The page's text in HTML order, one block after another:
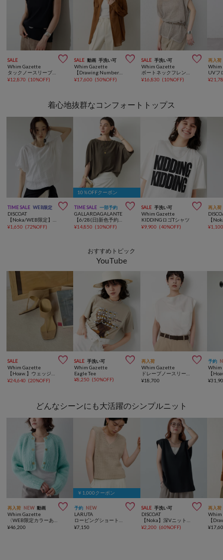
SALE 
Whim Gazette
¥12,870 (10%OFF)
SALE 動画 手洗い可 
Whim Gazette
¥17,600 (50%OFF)
SALE 手洗い可 
Whim Gazette
¥16,830 (10%OFF)
再入荷
Whim
¥
着心地抜群なコンフォートトップス
TIME SALE WEB限定 
DISCOAT
¥1,650 (72%OFF)
10％OFFクーポン
TIME SALE 一部予約 
GALLARDAGALANTE
¥14,850 (10%OFF)
SALE 手洗い可 
Whim Gazette
KIDDINGロゴTシャツ
¥9,900 (40%OFF)
再入荷
¥
おすすめトピック
YouTube
SALE 
Whim Gazette
¥24,640 (20%OFF)
SALE 手洗い可 
Whim Gazette
Eagle Tee
¥8,250 (50%OFF)
再入荷 
Whim Gazette
¥18,700
予約
Whim
¥
どんなシーンにも大活躍のシンプルニット
再入荷 NEW 動画 
Whim Gazette
¥46,200
￥1,000クーポン
予約 NEW 
LARUTA
¥7,150
SALE 手洗い可 
DISCOAT
¥2,200 (60%OFF)
再入荷
Whim
¥